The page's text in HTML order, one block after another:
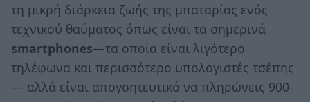
τη μικρή διάρκεια ζωής της μπαταρίας ενός
τεχνικού θαύματος όπως είναι τα σημερινά
smartphones—τα οποία είναι λιγότερο
τηλέφωνα και περισσότερο υπολογιστές τσέπης
— αλλά είναι απογοητευτικό να πληρώνεις 900-